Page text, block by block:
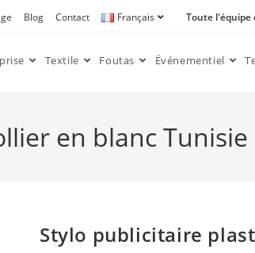
Blog Contact Français Toute l'équipe
Textile Foutas Événementiel
en blanc Tunisie
Stylo publicitaire